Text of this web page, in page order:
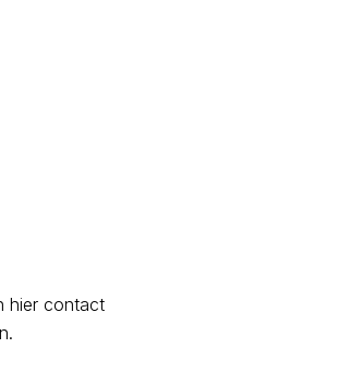
hier contact